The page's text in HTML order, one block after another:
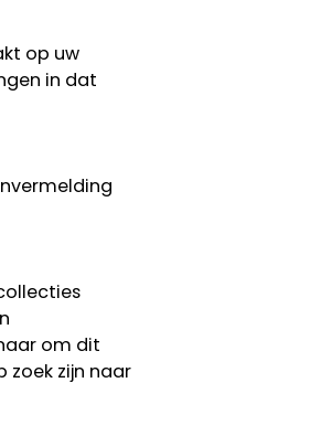
op uw
in dat
om dit
zijn naar